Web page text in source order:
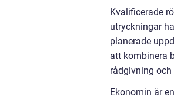
Kvalificerade
utryckningar
planerade
att kombinera
rådgivning
Ekonomin är